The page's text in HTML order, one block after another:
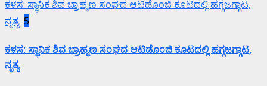
ಕಳಸ: ಸ್ಥಾನಿಕ ಶಿವ ಬ್ರಾಹ್ಮಣ ಸಂಘದ ಆಟಿಡೊಂಜಿ ಕೂಟದಲ್ಲಿ ಹಗ್ಗಜಗ್ಗಾಟ,
ನೃತ್ಯ 5
ಕಳಸ: ಸ್ಥಾನಿಕ ಶಿವ ಬ್ರಾಹ್ಮಣ ಸಂಘದ ಆಟಿಡೊಂಜಿ ಕೂಟದಲ್ಲಿ ಹಗ್ಗಜಗ್ಗಾಟ,
ನೃತ್ಯ